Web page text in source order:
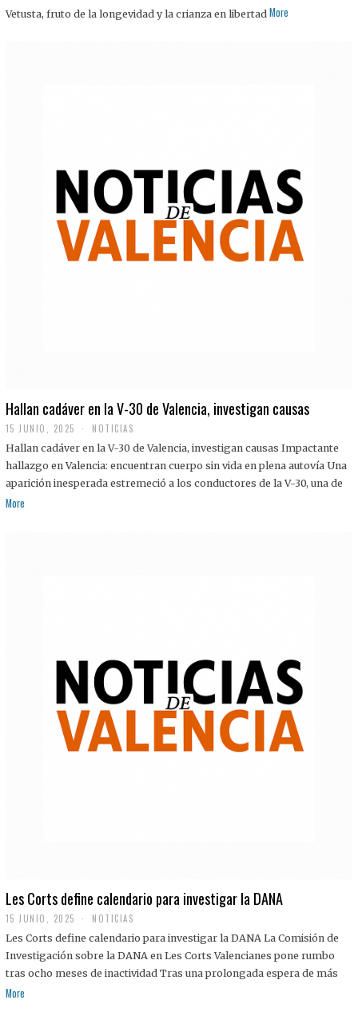
I
Vetusta, fruto de la longevidad y la crianza en libertad More
Hallan cadáver en la V-30 de Valencia, investigan causas
15 JUNIO, 2025 NOTICIAS
Hallan cadáver en la V-30 de Valencia, investigan causas Impactante
hallazgo en Valencia: encuentran cuerpo sin vida en plena autovía Una
aparición inesperada estremeció a los conductores de la V-30, una de
More
Les Corts define calendario para investigar la DANA
15 JUNIO, 2025 NOTICIAS
Les Corts define calendario para investigar la DANA La Comisión de
Investigación sobre la DANA en Les Corts Valencianes pone rumbo
tras ocho meses de inactividad Tras una prolongada espera de más
More